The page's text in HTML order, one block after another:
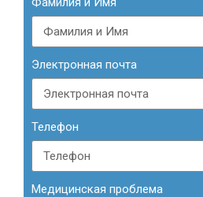
Электронная почта
Телефон
Медицинская проблема